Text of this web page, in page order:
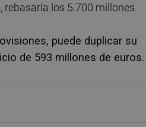
los 5.700 millones.
puede duplicar su
de 593 millones de euros.